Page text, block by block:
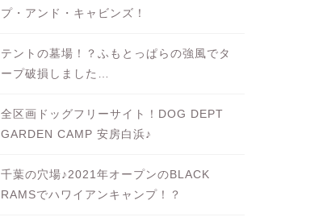
プ・アンド・キャビンズ！
テントの墓場！？ふもとっぱらの強風でタ
ープ破損しました…
全区画ドッグフリーサイト！DOG DEPT
GARDEN CAMP 安房白浜♪
千葉の穴場♪2021年オープンのBLACK
RAMSでハワイアンキャンプ！？